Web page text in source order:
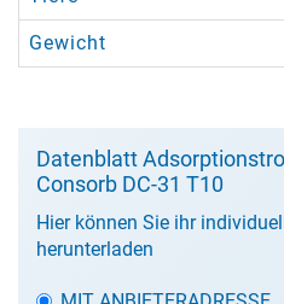
Gewicht
Datenblatt
Consorb DC-31 T10
Hier können Sie ihr
herunterladen